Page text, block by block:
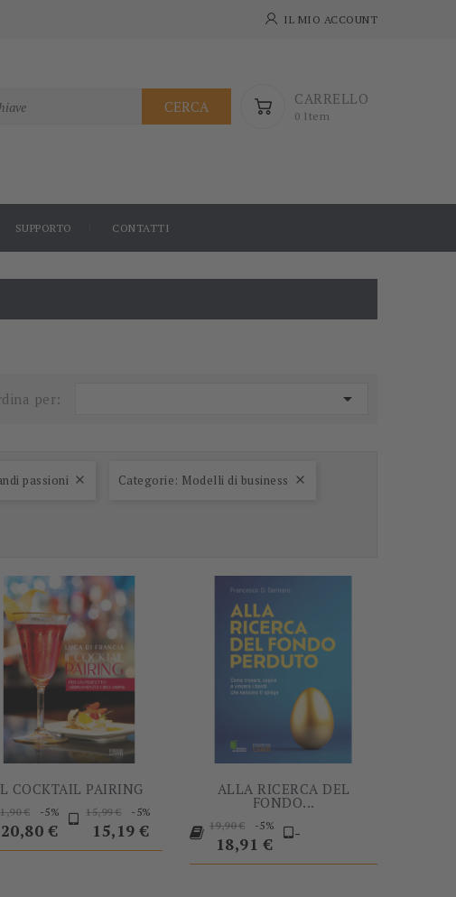
IL MIO ACCOUNT
CARRELLO
0 Item
CERCA
SUPPORTO CONTATTI
per: 
passioni  Categorie: Modelli di business 
COCKTAIL PAIRING
base
€ -5%
Prezzo
20,80 €
Prezzo
base
15,99 € -5%
15,19 €
ALLA RICERCA DEL
FONDO...
Prezzo
base
19,90 € -5%
Prezzo
18,91 €
-